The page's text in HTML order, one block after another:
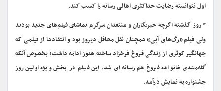
اول نتوانسته رضایت حداکثری اهالی رسانه را کسب کند.
* روز گذشته اگرچه خبرنگاران ‌و منتقدان سرگرم تماشای فیلم‌های جدید بودند
ولی فیلم «رگ‌های آبی» همچنان نقل محافل دیروز بود و انتقادها از فیلمی که
جهانگیر کوثری از زندگی فروغ فرخزاد ساخته هنوز ادامه داشت؛ بخصوص آنکه
گله‌مندی خانواده فروغ هم رسانه‌ای شد. این فیلم در بخش ویژه اولین روز
جشنواره به نمایش درآمد.